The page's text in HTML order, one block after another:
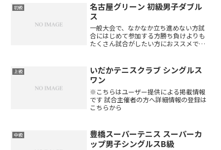
初級
名古屋グリーン 初級男子ダブル
ス
一般大会で、なかなか立ち進めない方試
合にはじめて参加する方勝ち負けよりも
たくさん試合がしたい方におススメです!!
芝コート）愛知県豊田市篠原町山訳74-1
種目男子ダブルス...
上級
いだかテニスクラブ シングルス
ワン
※こちらはユーザー提供による掲載情報
です 試合主催者の方へ詳細情報の登録は
こちらから
中級
豊橋スーパーテニス スーパーカ
ップ男子シングルスB級